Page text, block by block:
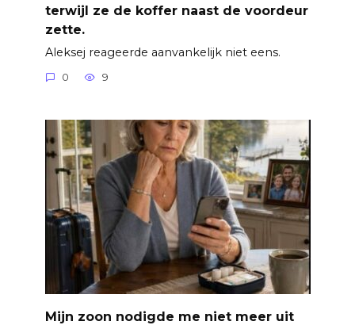
terwijl ze de koffer naast de voordeur
zette.
Aleksej reageerde aanvankelijk niet eens.
0 9
Mijn zoon nodigde me niet meer uit